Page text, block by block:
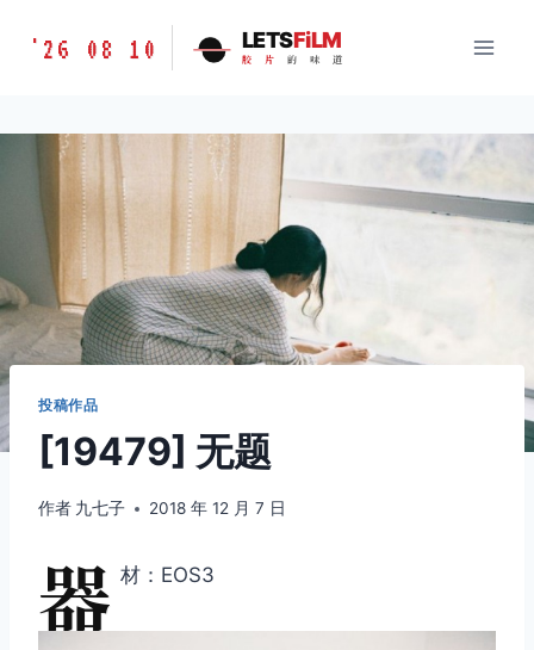
胶
味
LETSFILM
'26 08 10 LETSFiLM
胶 片 的 味 道
投稿作品
[19479] 无题
作者 九七子 2018 年 12 月 7 日
器 材：EOS3